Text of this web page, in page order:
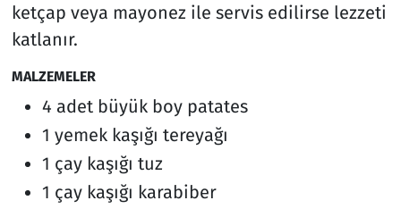
ketçap veya mayonez ile servis edilirse lezzeti
katlanır.
MALZEMELER
4 adet büyük boy patates
1 yemek kaşığı tereyağı
1 çay kaşığı tuz
1 çay kaşığı karabiber